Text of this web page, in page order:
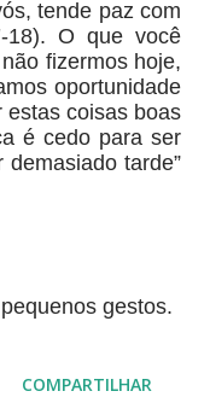
tende paz com
18). O que você
fizermos hoje,
oportunidade
estas coisas boas
é cedo para ser
tarde”
gestos.
COMPARTILHAR